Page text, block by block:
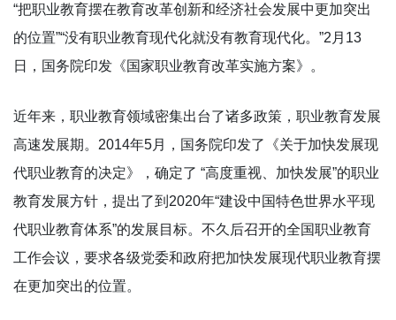
“把职业教育摆在教育改革创新和经济社会发展中更加突出
的位置”“没有职业教育现代化就没有教育现代化。”2月13
日，国务院印发《国家职业教育改革实施方案》。
近年来，职业教育领域密集出台了诸多政策，职业教育发展
高速发展期。2014年5月，国务院印发了《关于加快发展现
代职业教育的决定》，确定了 “高度重视、加快发展”的职业
教育发展方针，提出了到2020年“建设中国特色世界水平现
代职业教育体系”的发展目标。不久后召开的全国职业教育
工作会议，要求各级党委和政府把加快发展现代职业教育摆
在更加突出的位置。